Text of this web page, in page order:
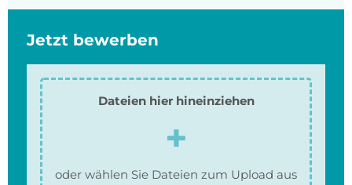
Jetzt bewerben
Dateien hier hineinziehen
oder wählen Sie Dateien zum Upload aus